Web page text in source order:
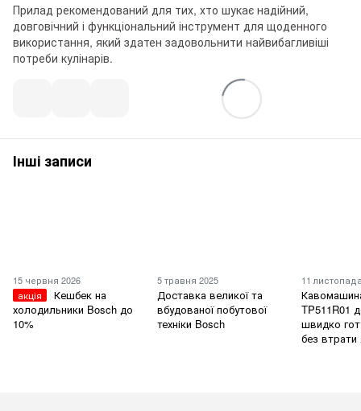
Прилад рекомендований для тих, хто шукає надійний,
довговічний і функціональний інструмент для щоденного
використання, який здатен задовольнити найвибагливіші
потреби кулінарів.
Інші записи
15 червня 2026
акція
Кешбек на
холодильники Bosch до
10%
5 травня 2025
Доставка великої та
вбудованої побутової
техніки Bosch
11
TP511R01
швидко
без втрати